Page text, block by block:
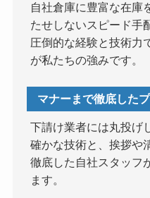
自社倉庫に豊富な在庫
たせしないスピード手
圧倒的な経験と技術力
が私たちの強みです。
マナーまで徹底した
下請け業者には丸投げ
確かな技術と、挨拶や
徹底した自社スタッフ
ます。